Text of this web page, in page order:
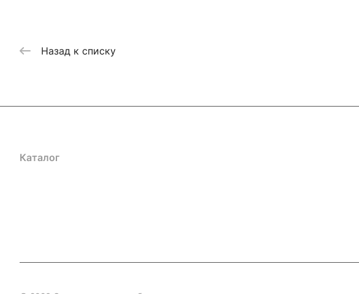
Назад к списку
Каталог